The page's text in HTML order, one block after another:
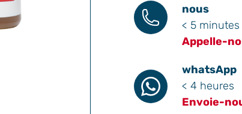
nous
< 5 minutes
whatsApp
< 4 heures